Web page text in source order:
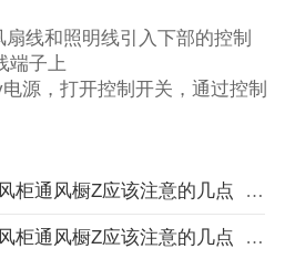
线和照明线引入下部的控制
端子上
源，打开控制开关，通过控制
柜通风橱Z应该注意的几点
柜通风橱Z应该注意的几点